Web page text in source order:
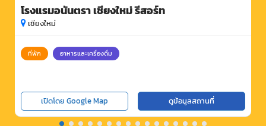
โรงแรมอนันตรา เชียงใหม่ รีสอร์ท
เชียงใหม่
ที่พัก อาหารและเครื่องดื่ม
เปิดโดย Google Map ดูข้อมูลสถานที่